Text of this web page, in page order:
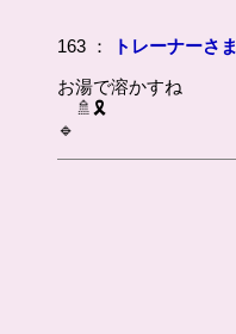
163 ： トレーナーさま
お湯で溶かすね
🚿🎗️
🔹